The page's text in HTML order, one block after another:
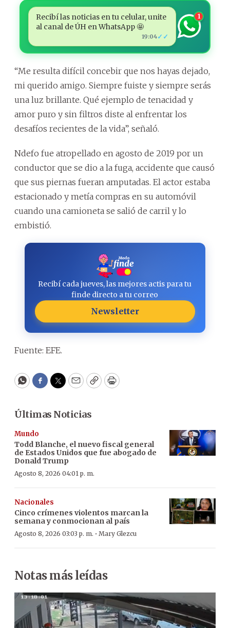
Recibí las noticias en tu celular, unite
al canal de ÚH en WhatsApp 🤩
19:04✓✓
1
“Me resulta difícil concebir que nos hayas dejado,
mi querido amigo. Siempre fuiste y siempre serás
una luz brillante. Qué ejemplo de tenacidad y
amor puro y sin filtros diste al enfrentar los
desafíos recientes de la vida”, señaló.
Ndefo fue atropellado en agosto de 2019 por un
conductor que se dio a la fuga, accidente que causó
que sus piernas fueran amputadas. El actor estaba
estacionado y metía compras en su automóvil
cuando una camioneta se salió de carril y lo
embistió.
Recibí cada jueves, las mejores actis para tu
finde directo a tu correo
Newsletter
Fuente: EFE.
WhatsApp
Facebook
Twitter
EmailCopyPrint
Últimas Noticias
Mundo
Todd Blanche, el nuevo fiscal general
de Estados Unidos que fue abogado de
Donald Trump
Agosto 8, 2026 04:01 p. m.
Nacionales
Cinco crímenes violentos marcan la
semana y conmocionan al país
Agosto 8, 2026 03:03 p. m. · Mary Glezcu
Notas más leídas